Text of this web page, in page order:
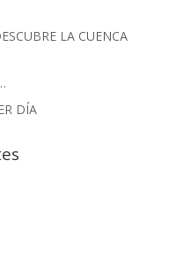
LA CUENCA
DÍA